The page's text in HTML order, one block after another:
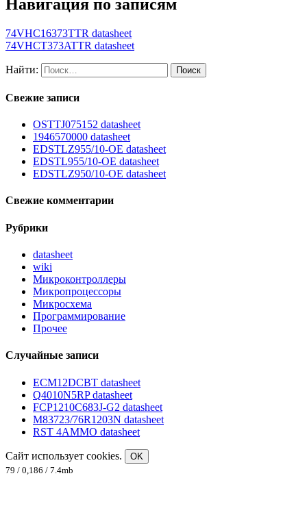
Навигация по записям
74VHC16373TTR datasheet
74VHCT373ATTR datasheet
Найти:
Свежие записи
OSTTJ075152 datasheet
1946570000 datasheet
EDSTLZ955/10-OE datasheet
EDSTL955/10-OE datasheet
EDSTLZ950/10-OE datasheet
Свежие комментарии
Рубрики
datasheet
wiki
Микроконтроллеры
Микропроцессоры
Микросхема
Программирование
Прочее
Случайные записи
ECM12DCBT datasheet
Q4010N5RP datasheet
FCP1210C683J-G2 datasheet
M83723/76R1203N datasheet
RST 4AMMO datasheet
Сайт использует cookies.
OK
79 / 0,186 / 7.4mb